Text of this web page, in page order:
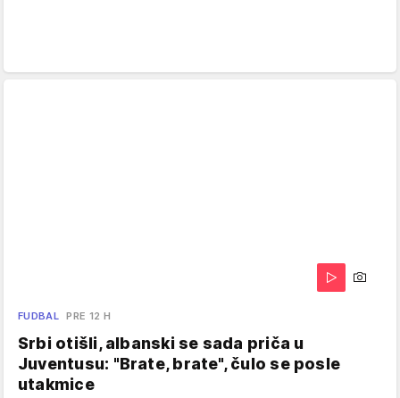
FUDBAL PRE 12 H
Srbi otišli, albanski se sada priča u
Juventusu: "Brate, brate", čulo se posle
utakmice